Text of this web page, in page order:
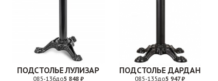
ПОДСТОЛЬЕ ЛУЛИЗАР
085-136до5 848 ₽
ПОДСТОЛЬЕ ДАРДАН
085-135до5 947 ₽